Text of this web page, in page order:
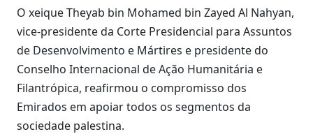
O xeique Theyab bin Mohamed bin Zayed Al Nahyan,
vice-presidente da Corte Presidencial para Assuntos
de Desenvolvimento e Mártires e presidente do
Conselho Internacional de Ação Humanitária e
Filantrópica, reafirmou o compromisso dos
Emirados em apoiar todos os segmentos da
sociedade palestina.